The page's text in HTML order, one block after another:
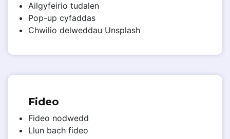
Ailgyfeirio tudalen
Pop-up cyfaddas
Chwilio delweddau Unsplash
Fideo
Fideo nodwedd
Llun bach fideo